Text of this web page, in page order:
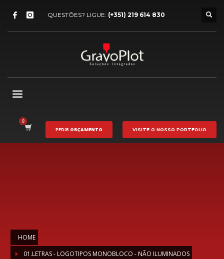
QUESTÕES? LIGUE: (+351) 219 614 830
PEDIR ORÇAMENTO VISITE O NOSSO PORTFOLIO
HOME
01.LETRAS - LOGOTIPOS MONOBLOCO - NÃO ILUMINADOS